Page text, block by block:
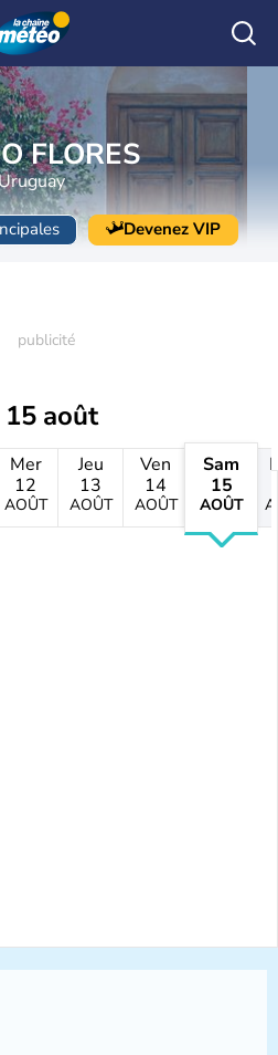
FLORES
Devenez VIP
août
Mer
12
AOÛT
Jeu
13
AOÛT
Ven
14
AOÛT
Sam
15
AOÛT